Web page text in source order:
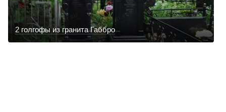
2 голгофы из гранита Габбро